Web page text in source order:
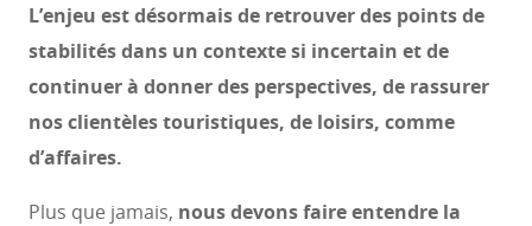
L’enjeu est désormais de retrouver des points de
stabilités dans un contexte si incertain et de
continuer à donner des perspectives, de rassurer
nos clientèles touristiques, de loisirs, comme
d’affaires.
Plus que jamais, nous devons faire entendre la